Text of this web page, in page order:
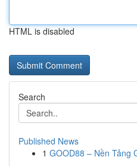
HTML is disabled
Search
Published News
1 GOOD88 – Nền Tảng